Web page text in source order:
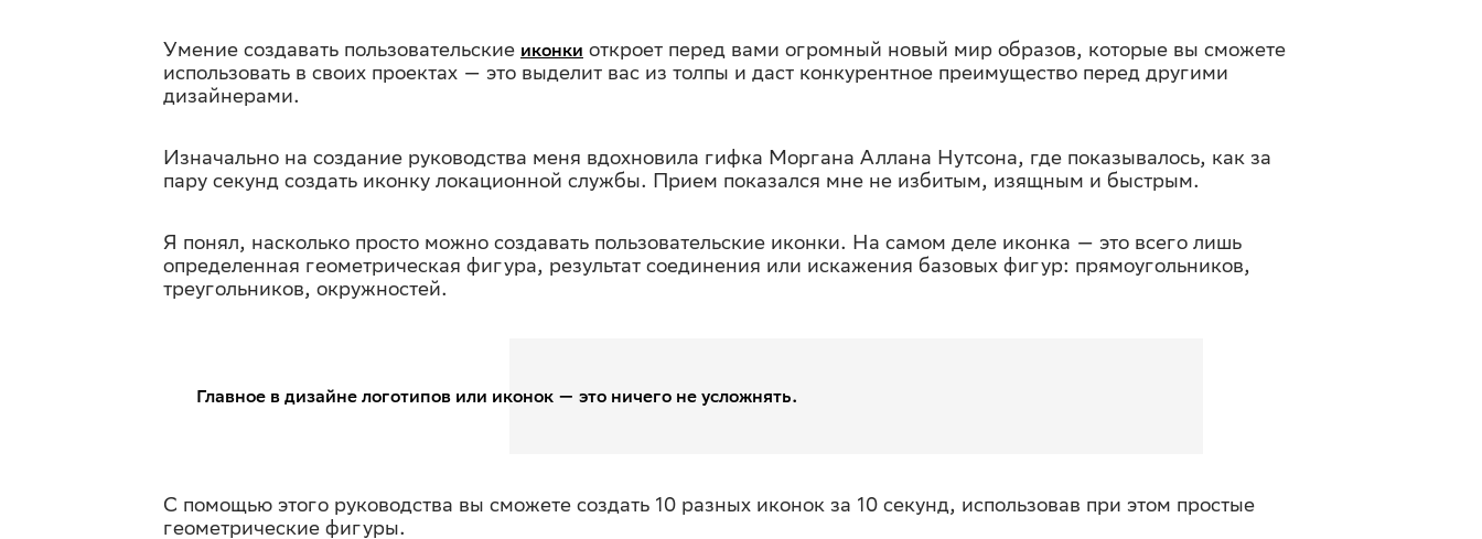
Умение создавать пользовательские иконки откроет перед вами огромный новый мир образов, которые вы сможете
использовать в своих проектах — это выделит вас из толпы и даст конкурентное преимущество перед другими
дизайнерами.
Изначально на создание руководства меня вдохновила гифка Моргана Аллана Нутсона, где показывалось, как за
пару секунд создать иконку локационной службы. Прием показался мне не избитым, изящным и быстрым.
Я понял, насколько просто можно создавать пользовательские иконки. На самом деле иконка — это всего лишь
определенная геометрическая фигура, результат соединения или искажения базовых фигур: прямоугольников,
треугольников, окружностей.
Главное в дизайне логотипов или иконок — это ничего не усложнять.
С помощью этого руководства вы сможете создать 10 разных иконок за 10 секунд, использовав при этом простые
геометрические фигуры.